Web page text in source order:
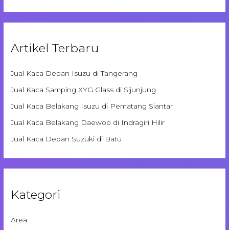
Artikel Terbaru
Jual Kaca Depan Isuzu di Tangerang
Jual Kaca Samping XYG Glass di Sijunjung
Jual Kaca Belakang Isuzu di Pematang Siantar
Jual Kaca Belakang Daewoo di Indragiri Hilir
Jual Kaca Depan Suzuki di Batu
Kategori
Area